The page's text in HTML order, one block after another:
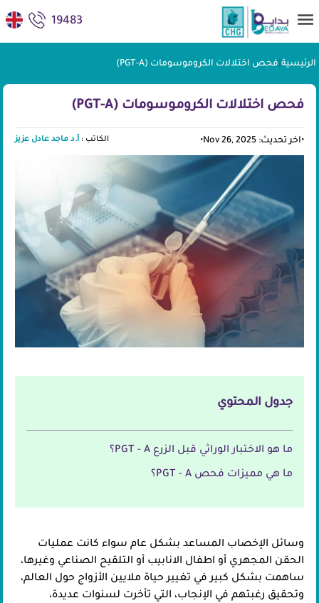
الرئيسية فحص اختلالات الكروموسومات (PGT-A)
فحص اختلالات الكروموسومات (PGT-A)
الكاتب : أ.د ماجد عادل عزيز •اخر تحديث: Nov 26, 2025 •
جدول المحتوي
ما هو الاختبار الوراثي قبل الزرع PGT - A؟
ما هي مميزات فحص PGT - A؟
وسائل الإخصاب المساعد بشكل عام سواء كانت عمليات
الحقن المجهري أو اطفال الانابيب أو التلقيح الصناعي وغيرها،
ساهمت بشكل كبير في تغيير حياة ملايين الأزواج حول العالم،
وتحقيق رغبتهم في الإنجاب، التي تأخرت لسنوات عديدة،
19483